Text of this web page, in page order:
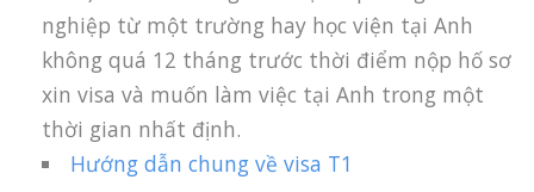
nghiệp từ một trường hay học viện tại Anh
không quá 12 tháng trước thời điểm nộp hố sơ
xin visa và muốn làm việc tại Anh trong một
thời gian nhất định.
Hướng dẫn chung về visa T1